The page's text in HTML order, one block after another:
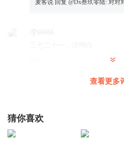
麦客说 回复 @Dx叁玖零陆: 对对
滢66666
滢66666: 更新时间
水门厅
蛮好的，听两天
查看更多
猜你喜欢